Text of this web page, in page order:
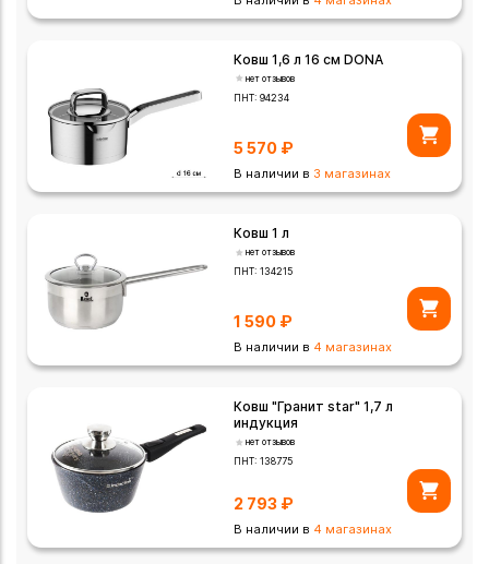
Ковш 1,6 л 16 см DONA
нет отзывов
ПНТ:94234
5 570 ₽
В наличии в 3 магазинах
Ковш 1 л
нет отзывов
ПНТ:134215
1 590 ₽
В наличии в 4 магазинах
Ковш "Гранит star" 1,7 л
индукция
нет отзывов
ПНТ:138775
2 793 ₽
В наличии в 4 магазинах